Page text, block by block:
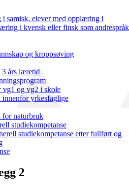
samisk, elever med opplæring i
i kvensk eller finsk som andrespråk
og kroppsøving
års læretid
og vg2 i skole
innenfor yrkesfaglige
for naturbruk
studiekompetanse
studiekompetanse etter fullført og
2